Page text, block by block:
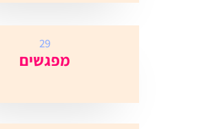
29
מפגשים